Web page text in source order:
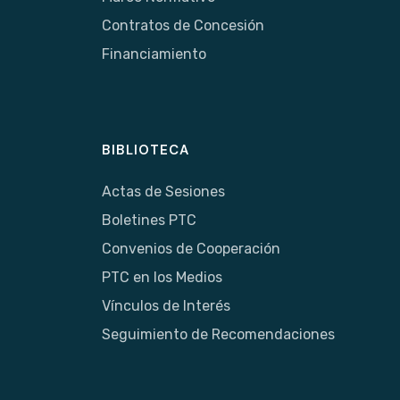
Contratos de Concesión
Financiamiento
BIBLIOTECA
Actas de Sesiones
Boletines PTC
Convenios de Cooperación
PTC en los Medios
Vínculos de Interés
Seguimiento de Recomendaciones